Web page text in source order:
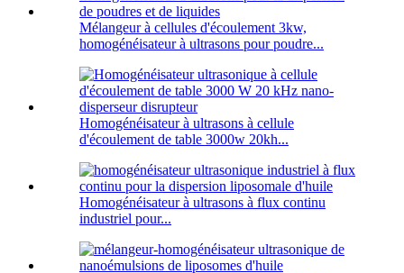
Mélangeur à cellules d'écoulement 3kw,
homogénéisateur à ultrasons pour poudre...
Homogénéisateur à ultrasons à cellule
d'écoulement de table 3000w 20kh...
Homogénéisateur à ultrasons à flux continu
industriel pour...